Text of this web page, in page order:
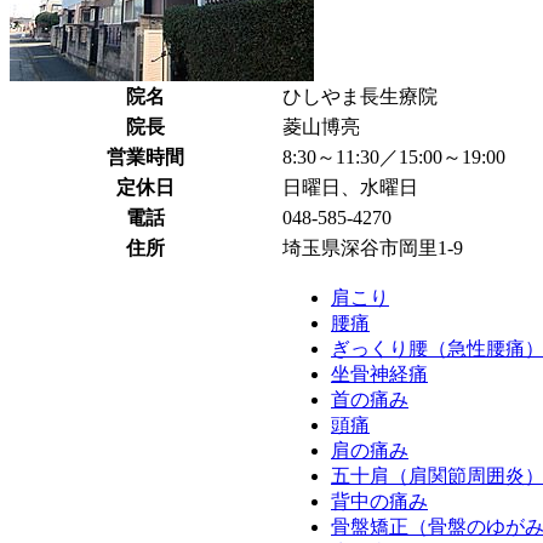
院名
ひしやま長生療院
院長
菱山博亮
営業時間
8:30～11:30／15:00～19:00
定休日
日曜日、水曜日
電話
048-585-4270
住所
埼玉県深谷市岡里1-9
肩こり
腰痛
ぎっくり腰（急性腰痛）
坐骨神経痛
首の痛み
頭痛
肩の痛み
五十肩（肩関節周囲炎）
背中の痛み
骨盤矯正（骨盤のゆが